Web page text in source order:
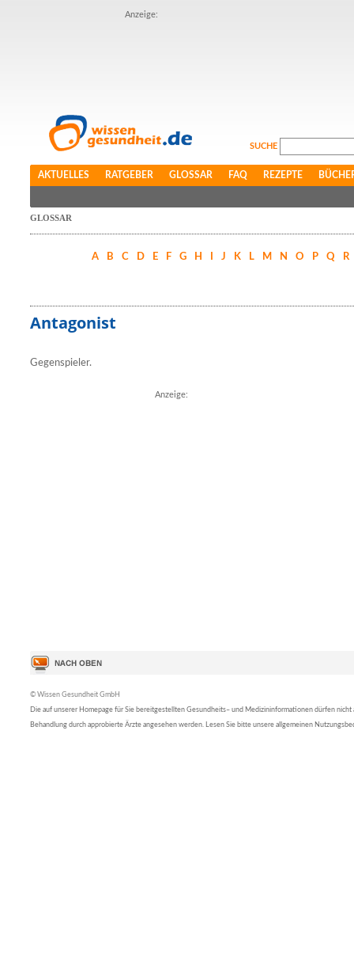
Anzeige:
SUCHE
AKTUELLES RATGEBER GLOSSAR FAQ REZEPTE
GLOSSAR
A B C D E F G H J K L M N O P Q R
Antagonist
Gegenspieler.
Anzeige:
© Wissen Gesundheit GmbH
Die auf unserer Homepage für Sie bereitgestellten Gesundheits– und Medizininformationen dürfen nicht
Behandlung durch approbierte Ärzte angesehen werden. Lesen Sie bitte unsere allgemeinen